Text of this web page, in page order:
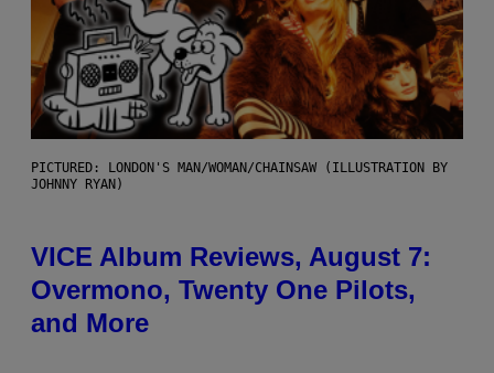
PICTURED: LONDON'S MAN/WOMAN/CHAINSAW (ILLUSTRATION BY
JOHNNY RYAN)
VICE Album Reviews, August 7:
Overmono, Twenty One Pilots,
and More